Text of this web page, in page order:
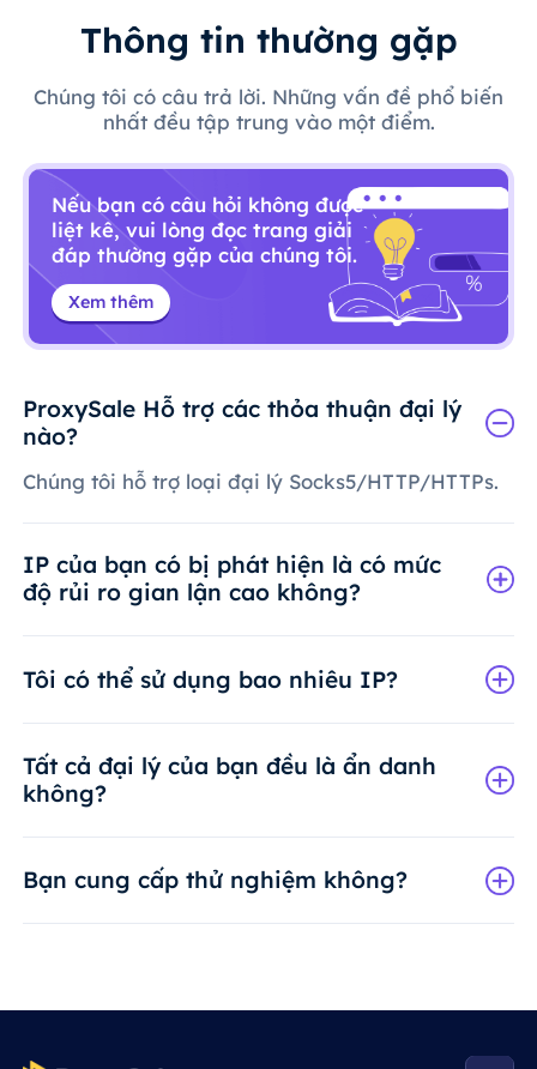
Thông tin thường gặp
Chúng tôi có câu trả lời. Những vấn đề phổ biến
nhất đều tập trung vào một điểm.
Nếu bạn có câu hỏi không được
liệt kê, vui lòng đọc trang giải
đáp thường gặp của chúng tôi.
Xem thêm
ProxySale Hỗ trợ các thỏa thuận đại lý
nào?
Chúng tôi hỗ trợ loại đại lý Socks5/HTTP/HTTPs.
IP của bạn có bị phát hiện là có mức
độ rủi ro gian lận cao không?
Tôi có thể sử dụng bao nhiêu IP?
Tất cả đại lý của bạn đều là ẩn danh
không?
Bạn cung cấp thử nghiệm không?